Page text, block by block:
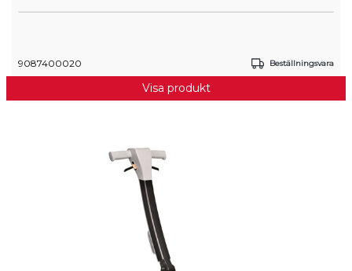
9087400020 Beställningsvara
Visa produkt